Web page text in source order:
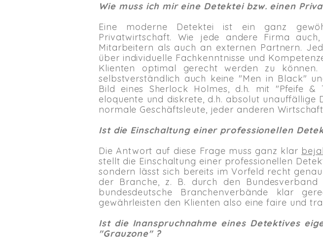
Wie muss ich mir eine Detektei bzw. einen
Eine moderne Detektei ist ein ganz
Privatwirtschaft. Wie jede andere Firma
Mitarbeitern als auch an externen Partnern.
über individuelle Fachkenntnisse und
Klienten optimal gerecht werden zu
selbstverständlich auch keine "Men in Black"
Bild eines Sherlock Holmes, d.h. mit "Pfeife
eloquente und diskrete, d.h. absolut unauffällige
normale Geschäftsleute, jeder anderen
Ist die Einschaltung einer professionellen
Die Antwort auf diese Frage muss ganz klar
stellt die Einschaltung einer professionellen
sondern lässt sich bereits im Vorfeld recht
der Branche, z. B. durch den
bundesdeutsche Branchenverbände klar
gewährleisten den Klienten also eine faire und
Ist die Inanspruchnahme eines Detektives
"Grauzone" ?